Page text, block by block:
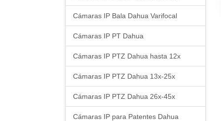
Cámaras IP Bala Dahua Varifocal
Cámaras IP PT Dahua
Cámaras IP PTZ Dahua hasta 12x
Cámaras IP PTZ Dahua 13x-25x
Cámaras IP PTZ Dahua 26x-45x
Cámaras IP para Patentes Dahua